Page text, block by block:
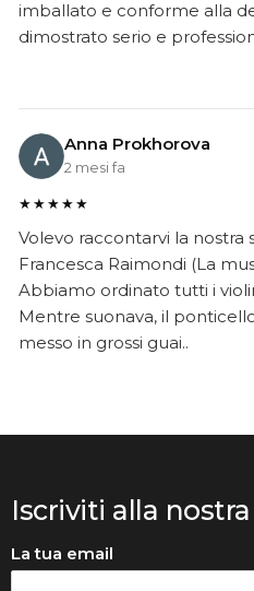
imballato e conforme alla
dimostrato serio e
Anna Prokhorova
2 mesi fa
★★★★★
Volevo raccontarvi la nostra
Francesca Raimondi (La
Abbiamo ordinato tutti i
Mentre suonava, il
messo in grossi guai..
Iscriviti alla
La tua email